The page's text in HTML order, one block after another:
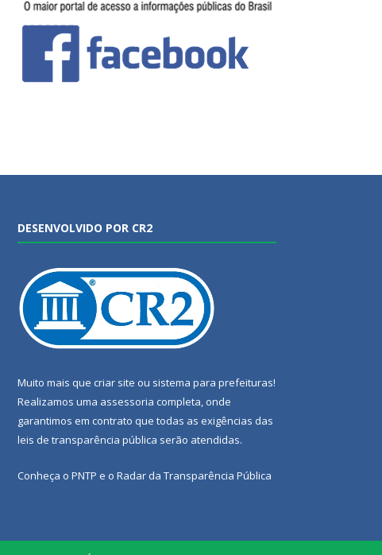
DESENVOLVIDO POR CR2
Muito mais que criar site ou sistema para prefeituras!
Realizamos uma assessoria completa, onde
garantimos em contrato que todas as exigências das
leis de transparência pública serão atendidas.
Conheça o PNTP e o Radar da Transparência Pública